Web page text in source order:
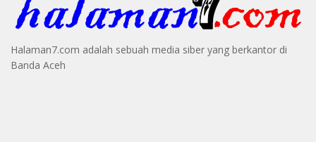
Halaman7.com adalah sebuah media siber yang berkantor di
Banda Aceh